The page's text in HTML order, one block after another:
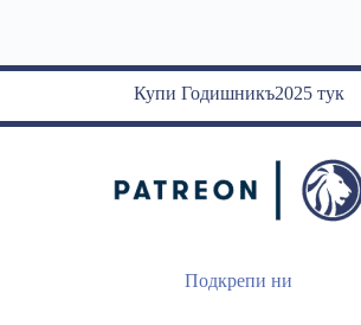
Купи Годишникъ2025 тук
Подкрепи ни